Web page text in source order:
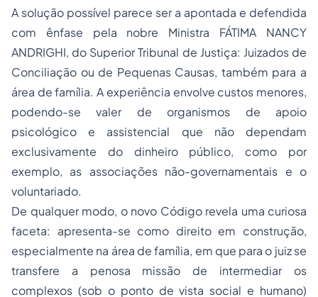
A solução possível parece ser a apontada e defendida
com ênfase pela nobre Ministra FÁTIMA NANCY
ANDRIGHI, do Superior Tribunal de Justiça: Juizados de
Conciliação ou de Pequenas Causas, também para a
área de família. A experiência envolve custos menores,
podendo-se valer de organismos de apoio
psicológico e assistencial que não dependam
exclusivamente do dinheiro público, como por
exemplo, as associações não-governamentais e o
voluntariado.
De qualquer modo, o novo Código revela uma curiosa
faceta: apresenta-se como direito em construção,
especialmente na área de família, em que para o juiz se
transfere a penosa missão de intermediar os
complexos (sob o ponto de vista social e humano)